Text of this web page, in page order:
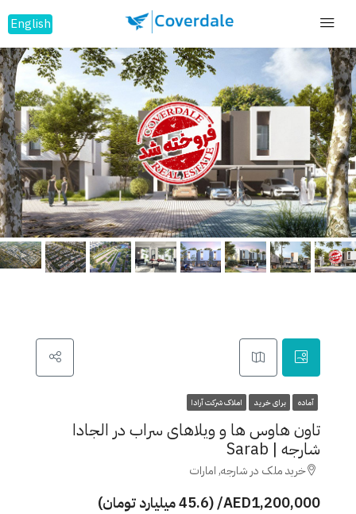
English
آماده برای خرید املاک شرکت آرادا
تاون هاوس ها و ویلاهای سراب در الجادا
شارجه | Sarab
خرید ملک در شارجه, امارات
AED1,200,000/ (45.6 میلیارد تومان)